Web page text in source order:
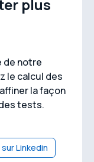
plus
de notre
le calcul des
la façon
tests.
Linkedin